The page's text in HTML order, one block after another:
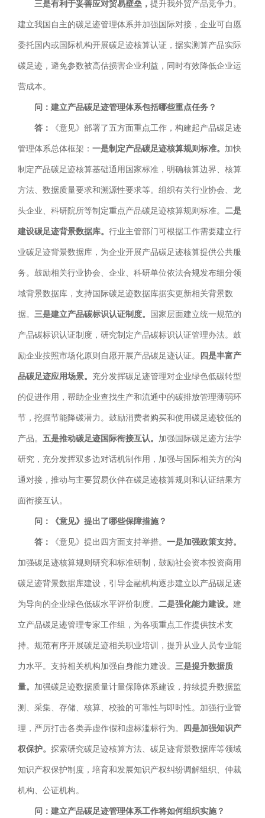
三是有利于妥善应对贸易壁垒， 提升我外贸产品竞争力。
建立我国自主的碳足迹管理体系并加强国际对接，企业可自愿
委托国内或国际机构开展碳足迹核算认证，据实测算产品实际
碳足迹，避免参数被高估损害企业利益，同时有效降低企业运
营成本。
问：建立产品碳足迹管理体系包括哪些重点任务？
答： 《意见》部署了五方面重点工作，构建起产品碳足迹
管理体系总体框架： 一是制定产品碳足迹核算规则标准。 加快
制定产品碳足迹核算基础通用国家标准，明确核算边界、核算
方法、数据质量要求和溯源性要求等。组织有关行业协会、龙
头企业、科研院所等制定重点产品碳足迹核算规则标准。 二是
建设碳足迹背景数据库。 行业主管部门可根据工作需要建立行
业碳足迹背景数据库，为企业开展产品碳足迹核算提供公共服
务。鼓励相关行业协会、企业、科研单位依法合规发布细分领
域背景数据库，支持国际碳足迹数据库据实更新相关背景数
据。 三是建立产品碳标识认证制度。 国家层面建立统一规范的
产品碳标识认证制度，研究制定产品碳标识认证管理办法。鼓
励企业按照市场化原则自愿开展产品碳足迹认证。 四是丰富产
品碳足迹应用场景。 充分发挥碳足迹管理对企业绿色低碳转型
的促进作用，帮助企业查找生产和流通中的碳排放管理薄弱环
节，挖掘节能降碳潜力。鼓励消费者购买和使用碳足迹较低的
产品。 五是推动碳足迹国际衔接互认。 加强国际碳足迹方法学
研究，充分发挥双多边对话机制作用，加强与国际相关方的沟
通对接，推动与主要贸易伙伴在碳足迹核算规则和认证结果方
面衔接互认。
问：《意见》提出了哪些保障措施？
答： 《意见》提出四方面支持举措。 一是加强政策支持。
加强碳足迹核算规则研究和标准研制，鼓励社会资本投资商用
碳足迹背景数据库建设，引导金融机构逐步建立以产品碳足迹
为导向的企业绿色低碳水平评价制度。 二是强化能力建设。 建
立产品碳足迹管理专家工作组，为各项重点工作提供技术支
持。规范有序开展碳足迹相关职业培训，提升从业人员专业能
力水平。支持相关机构加强自身能力建设。 三是提升数据质
量。 加强碳足迹数据质量计量保障体系建设，持续提升数据监
测、采集、存储、核算、校验的可靠性与即时性。加强行业管
理，严厉打击各类弄虚作假和虚标滥标行为。 四是加强知识产
权保护。 探索研究碳足迹核算方法、碳足迹背景数据库等领域
知识产权保护制度，培育和发展知识产权纠纷调解组织、仲裁
机构、公证机构。
问：建立产品碳足迹管理体系工作将如何组织实施？